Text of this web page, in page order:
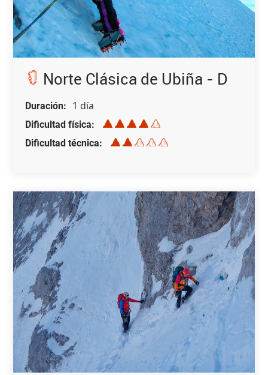
Norte Clásica de Ubiña - D
Duración 1 día
Dificultad física
Dificultad técnica